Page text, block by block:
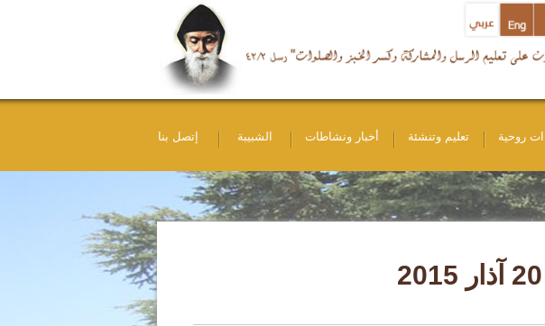
روحية تعليم وتنشئة أخبار ونشاطات الشبيبة إتصل بنا